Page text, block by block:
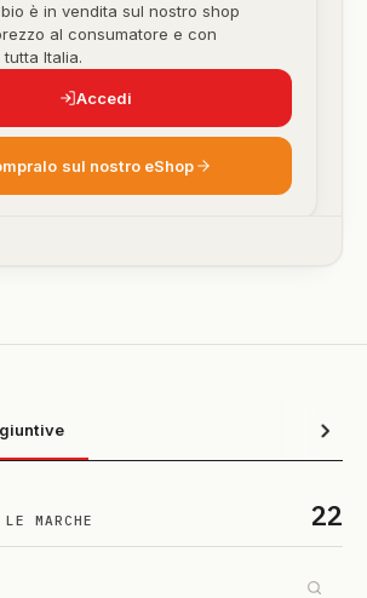
è in vendita sul nostro shop
al consumatore e con
Italia.
Accedi
sul nostro eShop
MARCHE 22